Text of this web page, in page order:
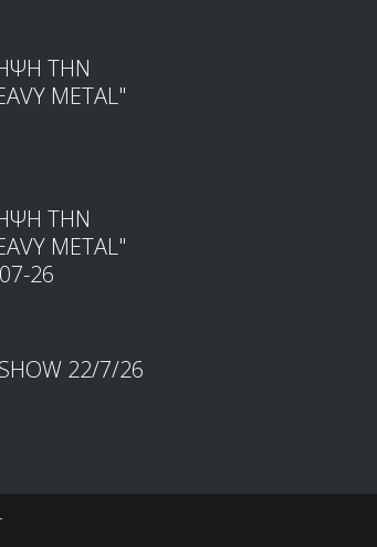
ΤΗΝ
METAL"
ΤΗΝ
METAL"
26
22/7/26